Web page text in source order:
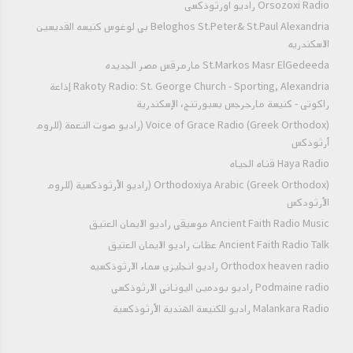
‏الحقيقي‏ ‏كما‏ ‏فعل‏ ‏مع‏ ‏الابن‏ ‏الضال‏ ‏وذهب‏ ‏به‏ ‏إلي‏ ‏كورة‏ ‏بعيدة‏ ‏ثم‏ ‏يهملنا‏
‏ويرمينا‏ ‏خارجا‏ ‏ولكن‏ ‏تحية‏ ‏لهذا‏ ‏المولود‏ ‏الذي‏ ‏استنار‏ ‏بنور‏ ‏الحق‏ ‏الإلهي‏
‏ووقف‏ ‏صامدا‏ ‏أمام‏ ‏أولئك‏ ‏العتاة‏ ‏مجاهدا‏ ‏ومحاورا‏ ‏لهما‏ ‏دون‏ ‏أن‏ ‏يسقط‏ ‏أو‏
‏يلجأ‏ ‏إلي‏ ‏أساليب‏ ‏العالم‏ ‏الشريرة‏ ‏بل‏ ‏بكل‏ ‏شجاعة‏ ‏وبدون‏ ‏خجل‏ ‏أو‏ ‏ضعف‏
‏قالأعلم‏ ‏شيئا‏ ‏واحدا‏ ‏كنت‏ ‏أعمي‏ ‏والآن‏ ‏أبصر‏...‏قد‏ ‏قلت‏ ‏لكم‏ ‏ولم‏
‏تسمعوا‏...‏أنكم‏ ‏لستم‏ ‏تعلمون‏ ‏من‏ ‏أين‏ ‏هو‏ ‏وقد‏ ‏فتح‏ ‏عيني‏...‏فسمع‏ ‏يسوع‏
‏أنهم‏ ‏أخرجوه‏ ‏خارجا‏ ‏فوجده‏ ‏وقال‏ ‏له‏ ‏أتؤمن‏ ‏بابن‏ ‏الله‏..‏فقال‏ ‏اؤمن‏ ‏يا‏ ‏سيد‏
‏وسجد‏ ‏له يو9: 25-38 نعم‏ ‏أنه‏ ‏صمد‏ ‏صمود‏ ‏الأبطال‏ ‏فكانت‏ ‏من‏ ‏نصيبه‏
‏أحضان‏ ‏الملك‏ ‏وهذا‏ ‏ما‏ ‏حدث‏.‏وإلي‏ ‏اللقاء‏ ‏في‏ ‏عظة‏ ‏الأحد‏ ‏المقبل‏ ‏مع‏
‏الملك‏ ‏العطشان‏...‏والقلب‏ ‏الفرحان‏...‏والفكر‏ ‏التعبان‏.‏
Orsozoxi Radio راديو اورثوذكسى
Beloghos St.Peter& St.Paul Alexandria بي لوغوس كنيسه القديسين
الاسكندريه
St.Markos Masr ElGedeeda مارمرقس مصر الجديده
Rakoty Radio: St. George Church - Sporting, Alexandria إذاعة
راكوتى - كنيسة مارجرجس بسبورتنج، الإسكندرية
Voice of Grace Radio (Greek Orthodox) (راديو صوت النعمة (للروم
أرثوذكس
Haya Radio قناه الحياه
Orthodoxiya Arabic (Greek Orthodox) (راديو الأرثوذكسية (للروم
الأرثودكس
Ancient Faith Radio Music موسيقي راديو الايمان العتيق
Ancient Faith Radio Talk عظات راديو الايمان العتيق
Orthodox heaven radio راديو انجليزي سماء الارثوذكسيه
Podmaine radio راديو بودمين اليوناني الارثوذكسي
Malankara Radio راديو للكنيسة الهندية الأرثوذكسية